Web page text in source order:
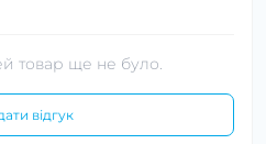
товар ще не було.
відгук